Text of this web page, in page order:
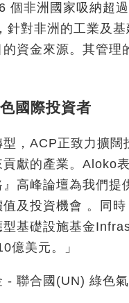
個非洲國家吸納超
針對非洲的工業及
資金來源。其管理
國際投資者
，ACP正致力擴
獻的產業。Aloko
高峰論壇為我們
及投資機會 。同
型基礎設施基金
億美元。」
- 聯合國(UN) 綠色